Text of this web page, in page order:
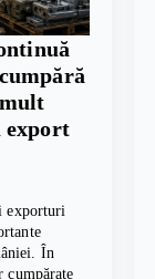
export
exporturi
În
cumpărate